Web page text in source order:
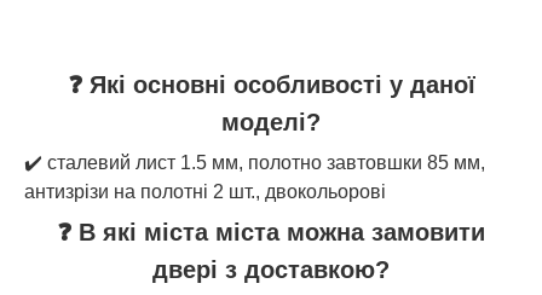
❓ Які основні особливості у даної
моделі?
✔️ сталевий лист 1.5 мм, полотно завтовшки 85 мм,
антизрізи на полотні 2 шт., двокольорові
❓ В які міста міста можна замовити
двері з доставкою?